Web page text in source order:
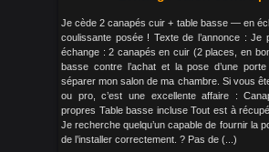
Je cède 2 canapés cuir + table basse — en
coulissante posée ! Texte de l’annonce : Je
échange : 2 canapés en cuir (2 places, en
basse contre l’achat et la pose d’une
séparer mon salon de ma chambre. Si vous
ou pro, c’est une excellente affaire :
propres Table basse incluse Tout est à
Je recherche quelqu’un capable de fournir la
de l’installer correctement. ? Pas de (...)